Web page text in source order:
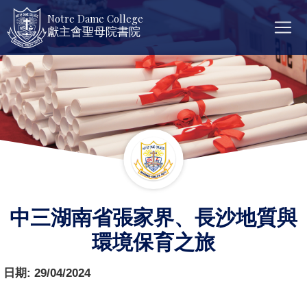
Notre Dame College
獻主會聖母院書院
中三湖南省張家界、長沙地質與
環境保育之旅
日期: 29/04/2024